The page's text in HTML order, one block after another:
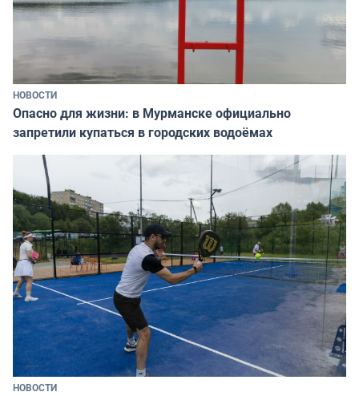
НОВОСТИ
Опасно для жизни: в Мурманске официально
запретили купаться в городских водоёмах
НОВОСТИ